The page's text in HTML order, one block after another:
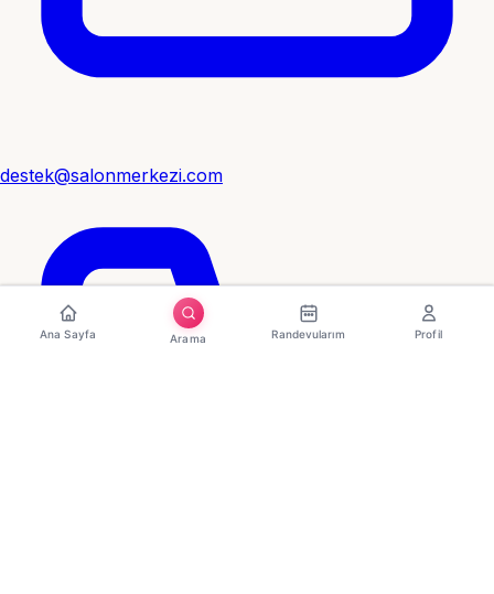
destek@salonmerkezi.com
Ana Sayfa Arama Randevularım Profil